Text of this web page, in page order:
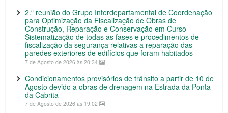
2.ª reunião do Grupo Interdepartamental de Coordenação
para Optimização da Fiscalização de Obras de
Construção, Reparação e Conservação em Curso
Sistematização de todas as fases e procedimentos de
fiscalização da segurança relativas a reparação das
paredes exteriores de edifícios que foram habitados
7 de Agosto de 2026 às 20:34
Condicionamentos provisórios de trânsito a partir de 10 de
Agosto devido a obras de drenagem na Estrada da Ponta
da Cabrita
7 de Agosto de 2026 às 19:02